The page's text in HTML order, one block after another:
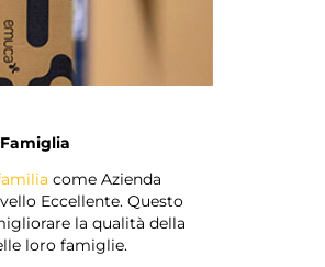
come Azienda
Eccellente. Questo
la qualità della
loro famiglie.